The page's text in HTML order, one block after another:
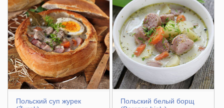
Польский суп журек
Польский белый борщ